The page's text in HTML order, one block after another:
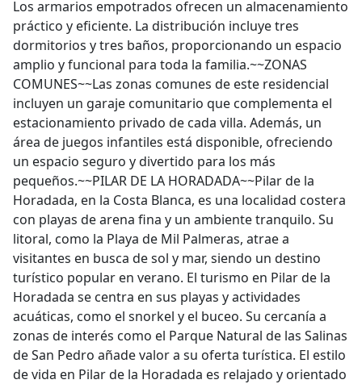
Los armarios empotrados ofrecen un almacenamiento
práctico y eficiente. La distribución incluye tres
dormitorios y tres baños, proporcionando un espacio
amplio y funcional para toda la familia.~~ZONAS
COMUNES~~Las zonas comunes de este residencial
incluyen un garaje comunitario que complementa el
estacionamiento privado de cada villa. Además, un
área de juegos infantiles está disponible, ofreciendo
un espacio seguro y divertido para los más
pequeños.~~PILAR DE LA HORADADA~~Pilar de la
Horadada, en la Costa Blanca, es una localidad costera
con playas de arena fina y un ambiente tranquilo. Su
litoral, como la Playa de Mil Palmeras, atrae a
visitantes en busca de sol y mar, siendo un destino
turístico popular en verano. El turismo en Pilar de la
Horadada se centra en sus playas y actividades
acuáticas, como el snorkel y el buceo. Su cercanía a
zonas de interés como el Parque Natural de las Salinas
de San Pedro añade valor a su oferta turística. El estilo
de vida en Pilar de la Horadada es relajado y orientado